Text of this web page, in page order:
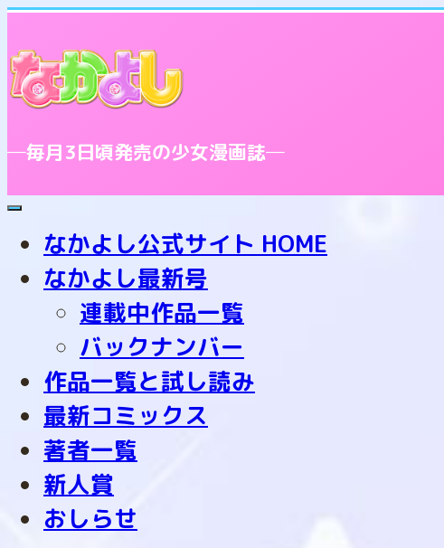
─毎月3日頃発売の少女漫画誌─
toggle
なかよし公式サイト HOME
なかよし最新号
連載中作品一覧
バックナンバー
作品一覧と試し読み
最新コミックス
著者一覧
新人賞
おしらせ